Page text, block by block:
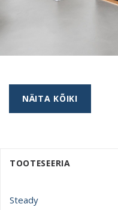
NÄITA KÕIKI
TOOTESEERIA
Steady